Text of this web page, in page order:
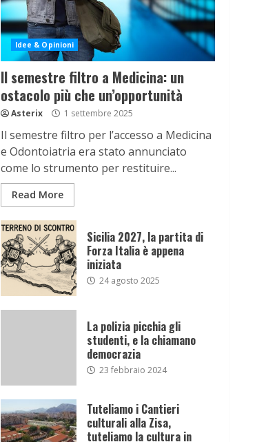
Idee & Opinioni
Il semestre filtro a Medicina: un
ostacolo più che un’opportunità
Asterix 1 settembre 2025
Il semestre filtro per l’accesso a Medicina
e Odontoiatria era stato annunciato
come lo strumento per restituire...
Read More
Sicilia 2027, la partita di
Forza Italia è appena
iniziata
24 agosto 2025
La polizia picchia gli
studenti, e la chiamano
democrazia
23 febbraio 2024
Tuteliamo i Cantieri
culturali alla Zisa,
tuteliamo la cultura in